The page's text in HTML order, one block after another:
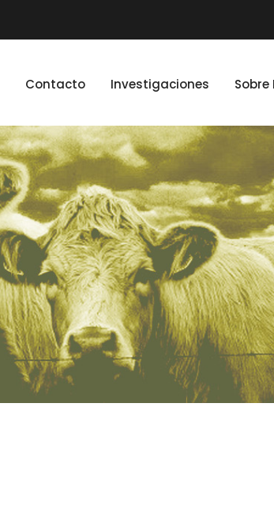
Contacto Investigaciones